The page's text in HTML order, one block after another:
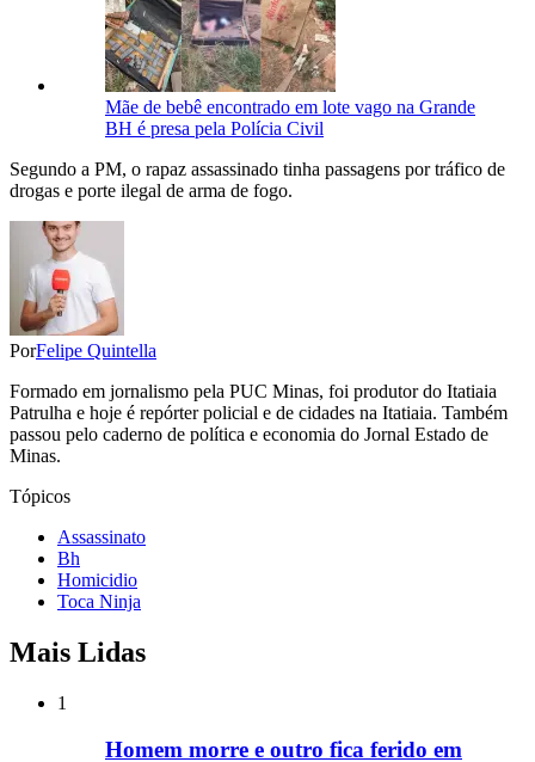
Mãe de bebê encontrado em lote vago na Grande
BH é presa pela Polícia Civil
Segundo a PM, o rapaz assassinado tinha passagens por tráfico de
drogas e porte ilegal de arma de fogo.
PorFelipe Quintella
Formado em jornalismo pela PUC Minas, foi produtor do Itatiaia
Patrulha e hoje é repórter policial e de cidades na Itatiaia. Também
passou pelo caderno de política e economia do Jornal Estado de
Minas.
Tópicos
Assassinato
Bh
Homicidio
Toca Ninja
Mais Lidas
1
Homem morre e outro fica ferido em